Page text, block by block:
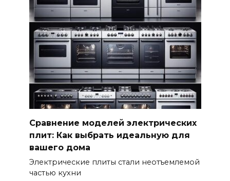
Сравнение моделей электрических
плит: Как выбрать идеальную для
вашего дома
Электрические плиты стали неотъемлемой
частью кухни